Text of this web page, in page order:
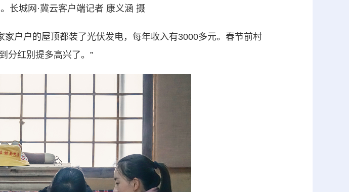
长城网·冀云客户端记者 康义涵 摄
户户的屋顶都装了光伏发电，每年收入有3000多元。春节前村
分红别提多高兴了。”